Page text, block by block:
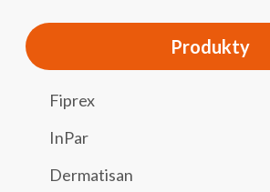
Produkty
Fiprex
InPar
Dermatisan